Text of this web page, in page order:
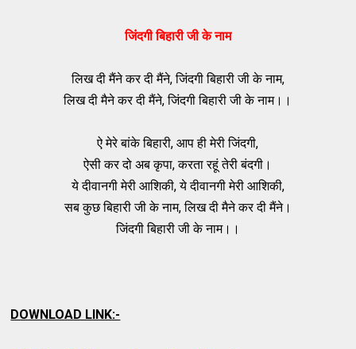
जिंदगी बिहारी जी के नाम
लिख दी मैंने कर दी मैंने, जिंदगी बिहारी जी के नाम,
लिख दी मैने कर दी मैंने, जिंदगी बिहारी जी के नाम।।
ऐ मेरे बांके बिहारी, आप ही मेरी जिंदगी,
ऐसी कर दो अब कृपा, करता रहूं तेरी बंदगी।
ये दीवानगी मेरी आशिकी, ये दीवानगी मेरी आशिकी,
सब कुछ बिहारी जी के नाम, लिख दी मैने कर दी मैंने।
जिंदगी बिहारी जी के नाम।।
DOWNLOAD LINK:-